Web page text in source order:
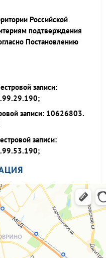
Российской
подтверждения
Постановлению
записи:
записи: 10626803.
записи: